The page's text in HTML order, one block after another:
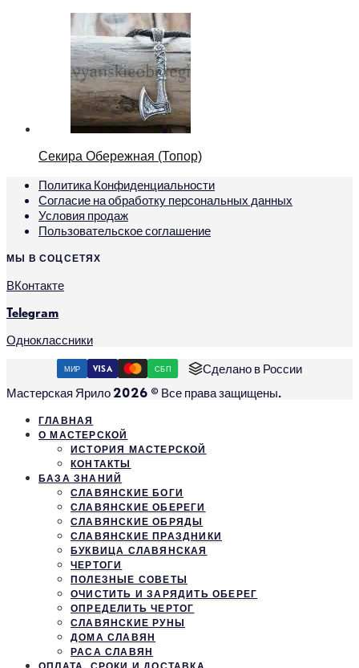
Секира Обережная (Топор)
Политика Конфиденциальности
Согласие на обработку персональных данных
Условия продаж
Пользовательское соглашение
МЫ В СОЦСЕТЯХ
ВКонтакте
Telegram
Одноклассники
МИР VISA СБП
Сделано в России
Мастерская Ярило 2026 © Все права защищены.
ГЛАВНАЯ
О МАСТЕРСКОЙ
ИСТОРИЯ МАСТЕРСКОЙ
КОНТАКТЫ
БАЗА ЗНАНИЙ
СЛАВЯНСКИЕ БОГИ
СЛАВЯНСКИЕ ОБЕРЕГИ
СЛАВЯНСКИЕ ОБРЯДЫ
СЛАВЯНСКИЕ ПРАЗДНИКИ
БУКВИЦА СЛАВЯНСКАЯ
ЧЕРТОГИ
ПОЛЕЗНЫЕ СОВЕТЫ
ОЧИСТИТЬ И ЗАРЯДИТЬ ОБЕРЕГ
ОПРЕДЕЛИТЬ ЧЕРТОГ
СЛАВЯНСКИЕ РУНЫ
ДОМА СЛАВЯН
РАСА СЛАВЯН